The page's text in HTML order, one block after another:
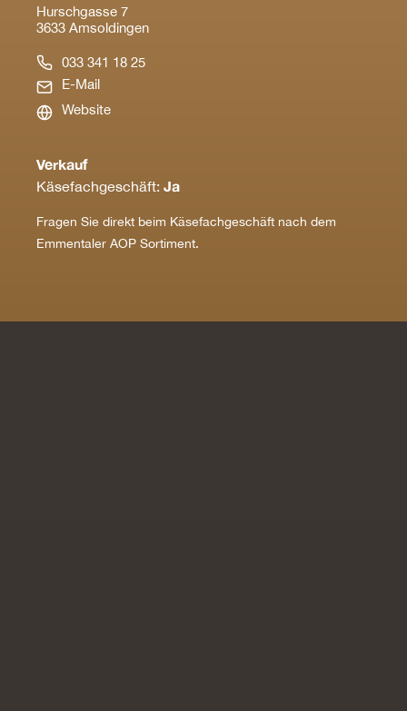
Hurschgasse 7
3633 Amsoldingen
033 341 18 25
E-Mail
Website
Verkauf
Käsefachgeschäft: Ja
Fragen Sie direkt beim Käsefachgeschäft nach dem
Emmentaler AOP Sortiment.